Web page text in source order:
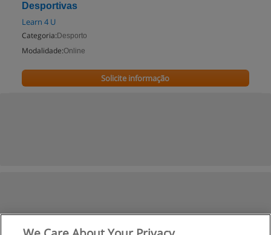
Desportivas
Learn 4 U
Categoria: Desporto
Modalidade:Online
Solicite informação